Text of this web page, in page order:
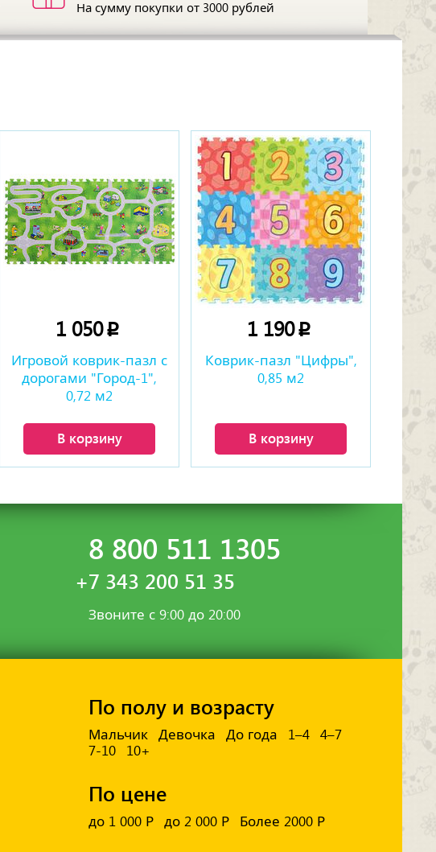
На сумму покупки от 3000 рублей
1 050p
Игровой коврик-пазл с
дорогами "Город-1",
0,72 м2
В корзину
1 190p
Коврик-пазл "Цифры",
0,85 м2
В корзину
8 800 511 1305
+7 343 200 51 35
Звоните с 9:00 до 20:00
По полу и возрасту
Мальчик Девочка До года 1–4
4–7
7-10
10+
По цене
до 1 000 Р до 2 000 Р Более 2000 Р